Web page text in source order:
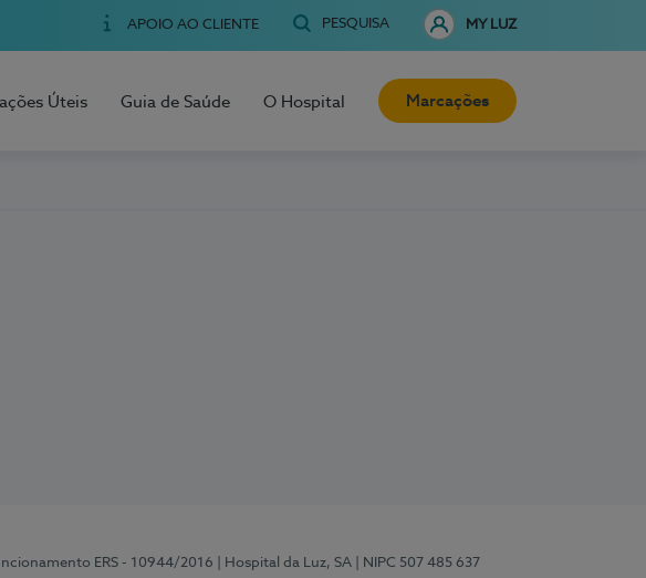
APOIO AO CLIENTE PESQUISA MY LUZ
Úteis Guia de Saúde O Hospital Marcações
ERS - 10944/2016 | Hospital da Luz, SA | NIPC 507 485 637